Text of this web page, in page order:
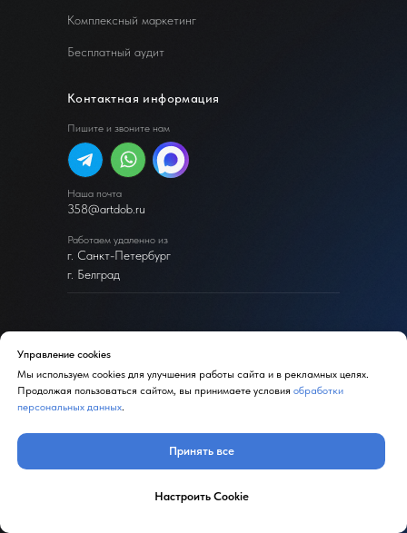
согласия владельца запрещены и преследуется по закону
Контактная информация
Пишите и звоните нам
Наша почта
358@artdob.ru
Работаем удаленно из
г. Санкт-Петербург
г. Белград
Политика конфиденциальности
Реквизиты компании
© ArtDob 2026 г. Официальный сайт. ИП Добрынина О. В.
Комплексный маркетинг
Бесплатный аудит
Управление cookies
Мы используем cookies для улучшения работы сайта и в рекламных целях.
Продолжая пользоваться сайтом, вы принимаете условия обработки
персональных данных.
Принять все
Настроить Cookie